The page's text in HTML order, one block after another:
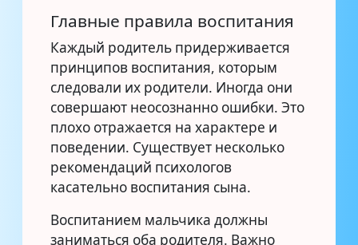
Главные правила воспитания
Каждый родитель придерживается
принципов воспитания, которым
следовали их родители. Иногда они
совершают неосознанно ошибки. Это
плохо отражается на характере и
поведении. Существует несколько
рекомендаций психологов
касательно воспитания сына.
Воспитанием мальчика должны
заниматься оба родителя. Важно